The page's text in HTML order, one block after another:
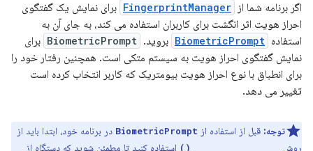
اگر برنامه شما از FingerprintManager برای نمایش یک گفتگوی
احراز هویت اثر انگشت برای کاربران استفاده می کند، به جای آن به
استفاده BiometricPrompt بروید. BiometricPrompt برای
نمایش گفتگوی احراز هویت به سیستم متکی است. همچنین رفتار خود را
برای انطباق با نوع احراز هویت بیومتریک که کاربر انتخاب کرده است
تغییر می دهد.
توجه: قبل از استفاده از BiometricPrompt در برنامه خود، ابتدا باید از
روش
استفاده کنید تا مطمئن شوید که دستگاه از